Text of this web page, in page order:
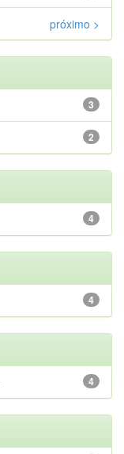
próximo >
3
2
4
4
4